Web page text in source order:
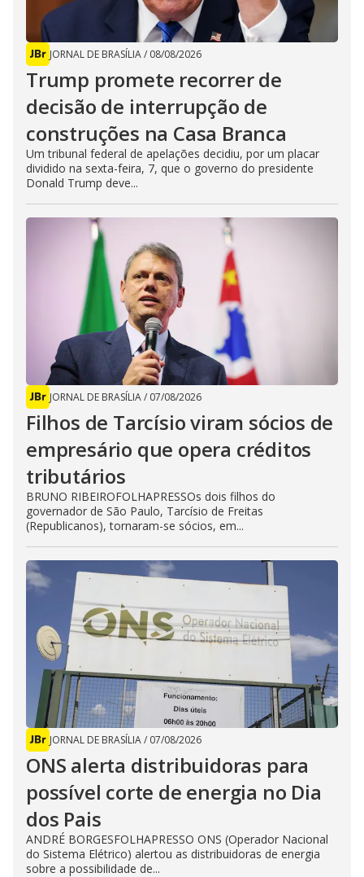
JORNAL DE BRASÍLIA/ 08/08/2026
Trump promete recorrer de
decisão de interrupção de
construções na Casa Branca
Um tribunal federal de apelações decidiu, por um placar
dividido na sexta-feira, 7, que o governo do presidente
Donald Trump deve...
JORNAL DE BRASÍLIA/ 07/08/2026
Filhos de Tarcísio viram sócios de
empresário que opera créditos
tributários
BRUNO RIBEIROFOLHAPRESSOs dois filhos do
governador de São Paulo, Tarcísio de Freitas
(Republicanos), tornaram-se sócios, em...
JORNAL DE BRASÍLIA/ 07/08/2026
ONS alerta distribuidoras para
possível corte de energia no Dia
dos Pais
ANDRÉ BORGESFOLHAPRESSO ONS (Operador Nacional
do Sistema Elétrico) alertou as distribuidoras de energia
sobre a possibilidade de...